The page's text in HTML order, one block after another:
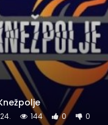
144 0 0